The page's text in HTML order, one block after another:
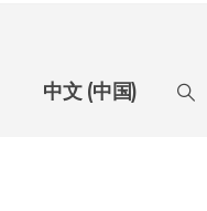
中文 (中国)